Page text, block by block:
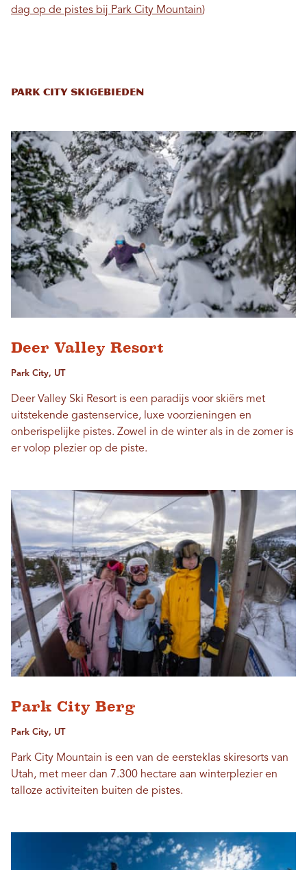
dag op de pistes bij Park City Mountain)
Park City Skigebieden
Deer Valley Resort
Park City, UT
Deer Valley Ski Resort is een paradijs voor skiërs met
uitstekende gastenservice, luxe voorzieningen en
onberispelijke pistes. Zowel in de winter als in de zomer is
er volop plezier op de piste.
Park City Berg
Park City, UT
Park City Mountain is een van de eersteklas skiresorts van
Utah, met meer dan 7.300 hectare aan winterplezier en
talloze activiteiten buiten de pistes.